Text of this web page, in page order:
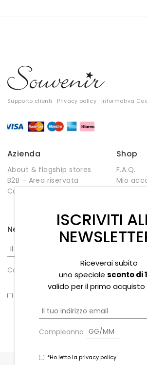
Tute
Tutti
Gift Card
Supporto clienti Privacy policy Informativa
Azienda
About & flagship stores
B2B – Area riservata
Contatti
Shop
F.A.Q.
Mio
Newsletter
Compleanno
ISCRIVITI
Riceverai subito
uno speciale sconto di
valido per il primo acquisto
Compleanno
*Ho letto la privacy policy